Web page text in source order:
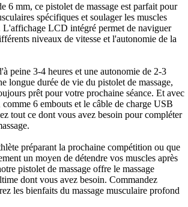
6 mm, ce pistolet de massage est parfait pour
spécifiques et soulager les muscles
L'affichage LCD intégré permet de naviguer
niveaux de vitesse et l'autonomie de la
peine 3-4 heures et une autonomie de 2-3
longue durée de vie du pistolet de massage,
prêt pour votre prochaine séance. Et avec
comme 6 embouts et le câble de charge USB
tout ce dont vous avez besoin pour compléter
préparant la prochaine compétition ou que
un moyen de détendre vos muscles après
pistolet de massage offre le massage
dont vous avez besoin. Commandez
les bienfaits du massage musculaire profond